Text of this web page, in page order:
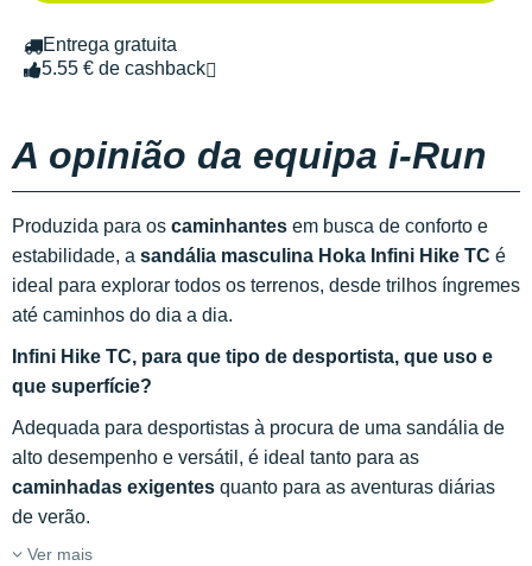
Entrega gratuita
5.55 € de cashback
A opinião da equipa i-Run
Produzida para os caminhantes em busca de conforto e
estabilidade, a sandália masculina Hoka Infini Hike TC é
ideal para explorar todos os terrenos, desde trilhos íngremes
até caminhos do dia a dia.
Infini Hike TC, para que tipo de desportista, que uso e
que superfície?
Adequada para desportistas à procura de uma sandália de
alto desempenho e versátil, é ideal tanto para as
caminhadas exigentes quanto para as aventuras diárias
de verão.
Ver mais